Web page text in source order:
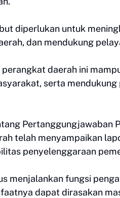
diperlukan untuk
dan mendukung
daerah ini
serta
Pertanggungjawaban
telah menyampaikan
penyelenggaraan
menjalankan fungsi
dapat dirasakan